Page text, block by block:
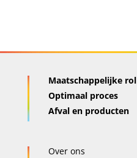
Maatschappelijke rol
Optimaal proces
Afval en producten
Over ons